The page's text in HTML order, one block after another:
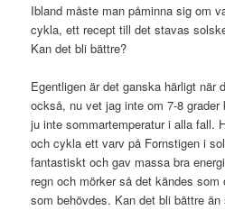
Ibland måste man påminna sig om
cykla, ett recept till det stavas
Kan det bli bättre?
Egentligen är det ganska härligt när
också, nu vet jag inte om 7-8
ju inte sommartemperatur i alla fall.
och cykla ett varv på Fornstigen i
fantastiskt och gav massa bra
regn och mörker så det kändes
som behövdes. Kan det bli bättre än